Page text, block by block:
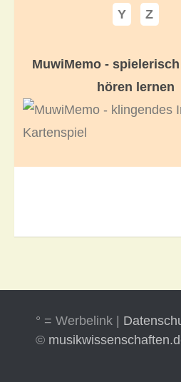
Y
Z
MuwiMemo -
hören lernen
° = Werbelink |
©